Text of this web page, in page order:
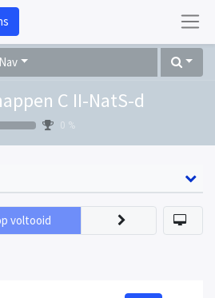
Nav
C II-NatS-d
0 %
voltooid